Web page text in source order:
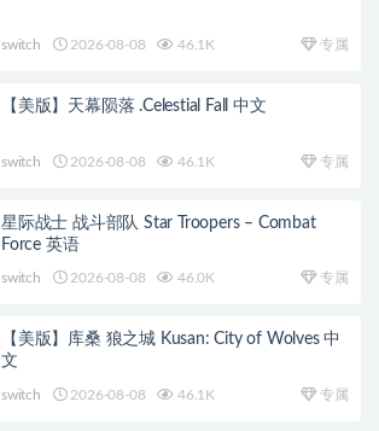
switch 2026-08-08 46.1K 专属
【美版】天幕陨落 .Celestial Fall 中文
switch 2026-08-08 46.1K 专属
星际战士 战斗部队 Star Troopers – Combat
Force 英语
switch 2026-08-08 46.0K 专属
【美版】库桑 狼之城 Kusan: City of Wolves 中
文
switch 2026-08-08 46.1K 专属